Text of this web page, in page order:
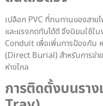
เปลือก PVC ที่ทนทานของสาย
และแรงกดทับได้ดี จึงนิยมใช้ใ
Conduit เพื่อเพิ่มการป้องกัน
(Direct Burial) สำหรับการจ่า
ห่างไกล
การติดตั้งบนรา